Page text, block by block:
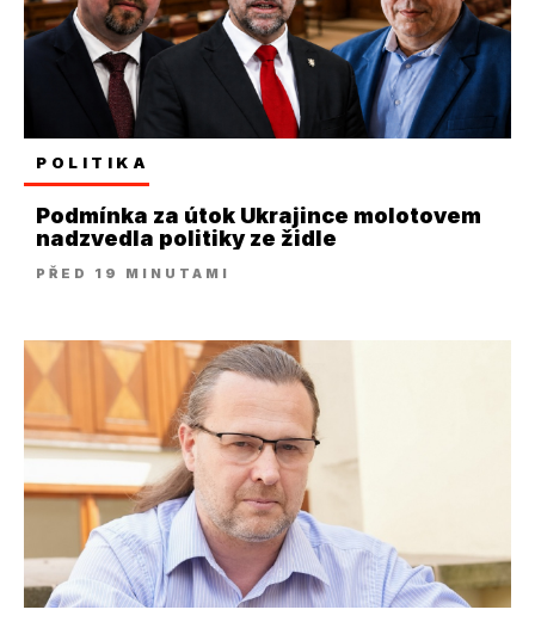
POLITIKA
Podmínka za útok Ukrajince molotovem
nadzvedla politiky ze židle
PŘED 19 MINUTAMI